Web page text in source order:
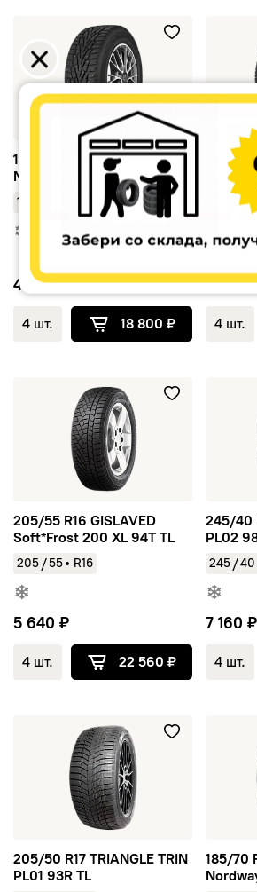
195/55 R16 TUNGA Nordway 3 91Q TL
195/55 R16 TUNGA
Nordway 3 91Q TL шип
195
4 700 ₽
4 шт. 18 800 ₽
245/
245/40
40
22 020
4 шт.
205/55 R16 GISLAVED Soft*Frost 200
205/55 R16 GISLAVED
Soft*Frost 200 XL 94T TL
205/55• R16
5 640 ₽
4 шт. 22 560 ₽
245/40
245/40
PL02
245 /40
7 160 ₽
4 шт.
205/50 R17 TRIANGLE TRIN PL01 93R
205/50 R17 TRIANGLE TRIN
PL01 93R TL
185/70
185/70